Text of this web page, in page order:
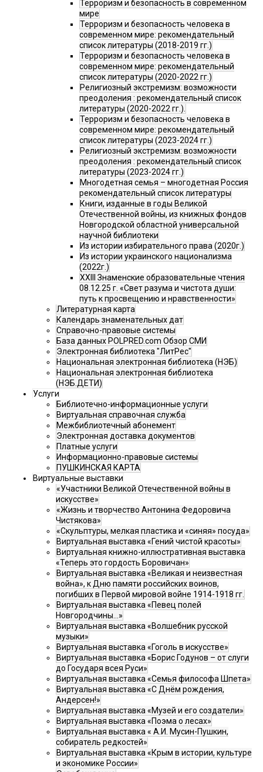
Терроризм и безопасность в современном
мире
Терроризм и безопасность человека в
современном мире: рекомендательный
список литературы (2018-2019 гг.)
Терроризм и безопасность человека в
современном мире: рекомендательный
список литературы (2020-2022 гг.)
Религиозный экстремизм: возможности
преодоления : рекомендательный список
литературы (2020-2022 гг.).
Терроризм и безопасность человека в
современном мире: рекомендательный
список литературы (2023-2024 гг.)
Религиозный экстремизм: возможности
преодоления : рекомендательный список
литературы (2023-2024 гг.)
Многодетная семья – многодетная Россия
рекомендательный список литературы
Книги, изданные в годы Великой
Отечественной войны, из книжных фондов
Новгородской областной универсальной
научной библиотеки
Из истории избирательного права (2020г.)
Из истории украинского национализма
(2022г.)
XXIII Знаменские образовательные чтения
08.12.25 г. «Свет разума и чистота души:
путь к просвещению и нравственности»
Литературная карта
Календарь знаменательных дат
Справочно-правовые системы
База данных POLPRED.com Обзор СМИ
Электронная библиотека "ЛитРес"
Национальная электронная библиотека (НЭБ)
Национальная электронная библиотека
(НЭБ.ДЕТИ)
Услуги
Библиотечно-информационные услуги
Виртуальная справочная служба
Межбиблиотечный абонемент
Электронная доставка документов
Платные услуги
Информационно-правовые системы
ПУШКИНСКАЯ КАРТА
Виртуальные выставки
«Участники Великой Отечественной войны в
искусстве»
«Жизнь и творчество Антонина Федоровича
Чистякова»
«Скульптуры, мелкая пластика и «синяя» посуда»
Виртуальная выставка «Гений чистой красоты»
Виртуальная книжно-иллюстративная выставка
«Теперь это гордость Боровичан»
Виртуальная выставка «Великая и неизвестная
война», к Дню памяти российских воинов,
погибших в Первой мировой войне 1914-1918 гг.
Виртуальная выставка «Певец полей
Новгородчины…»
Виртуальная выставка «Волшебник русской
музыки»
Виртуальная выставка «Гоголь в искусстве»
Виртуальная выставка «Борис Годунов – от слуги
до Государя всея Руси»
Виртуальная выставка «Семья философа Шпета»
Виртуальная выставка «С Днём рождения,
Андерсен!»
Виртуальная выставка «Музей и его создатели»
Виртуальная выставка «Поэма о лесах»
Виртуальная выставка « А.И. Мусин-Пушкин,
собиратель редкостей»
Виртуальная выставка «Крым в истории, культуре
и экономике России»